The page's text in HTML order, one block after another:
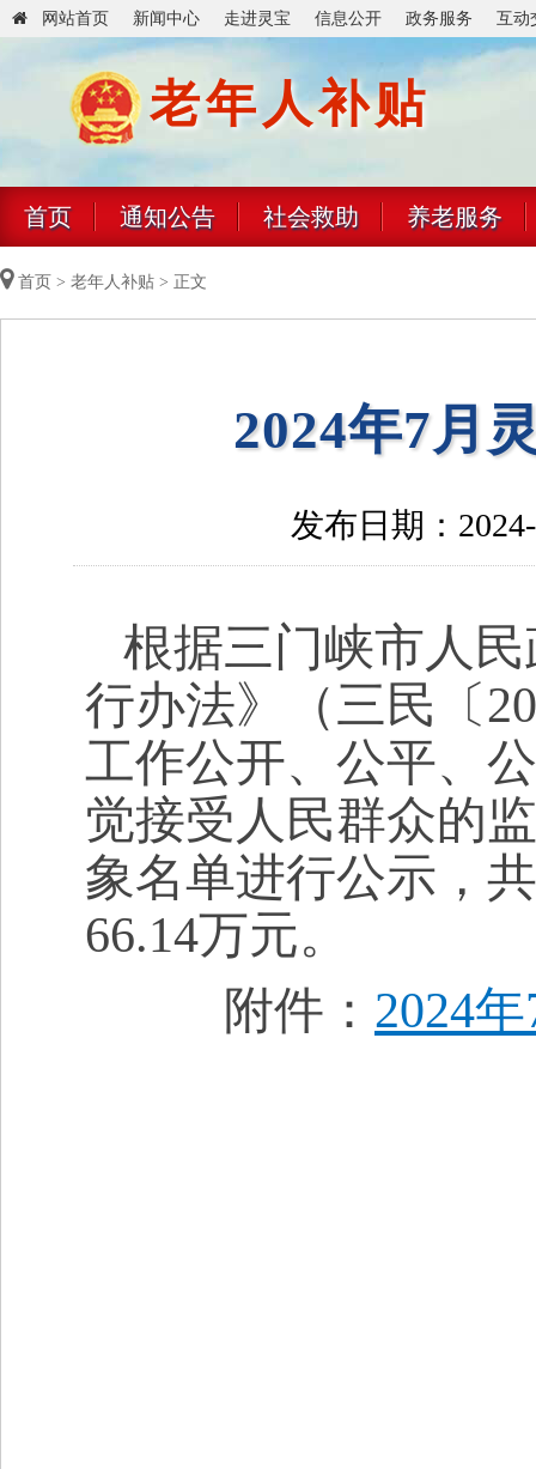
网站首页 新闻中心 走进灵宝 信息公开 政务服务 互动
老年人补贴
首页 通知公告 社会救助 养老服务
首页 > 老年人补贴 > 正文
2024年7月
发布日期：
根据三门峡市人
行办法》（三民〔
工作公开、公平、
觉接受人民群众的
象名单进行公示，
66.14万元。
附件： 2024